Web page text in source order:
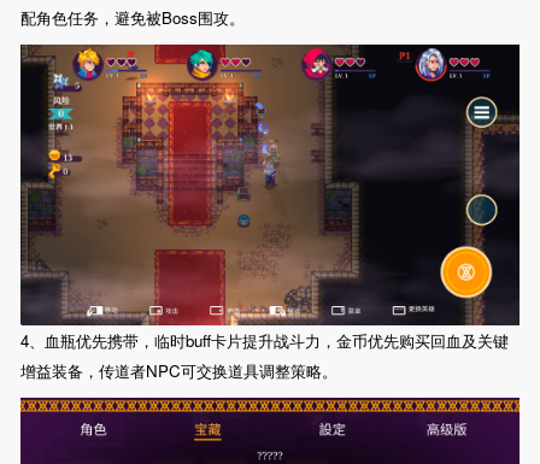
配角色任务，避免被Boss围攻。
4、血瓶优先携带，临时buff卡片提升战斗力，金币优先购买回血及关键
增益装备，传道者NPC可交换道具调整策略。